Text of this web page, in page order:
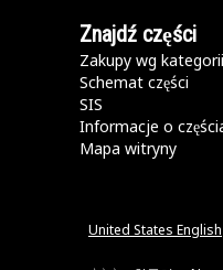
Znajdź części
Zakupy wg kategorii
Schemat części
SIS
Informacje o
Mapa witryny
United States English